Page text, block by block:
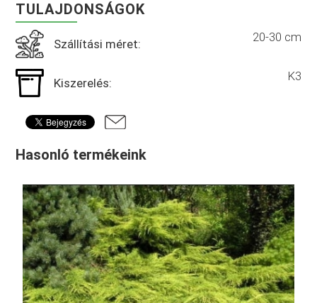
TULAJDONSÁGOK
Szállítási méret: 20-30 cm
Kiszerelés: K3
Hasonló termékeink